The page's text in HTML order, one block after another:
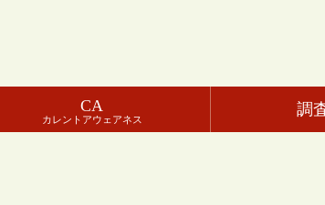
CA
カレントアウェアネス
調